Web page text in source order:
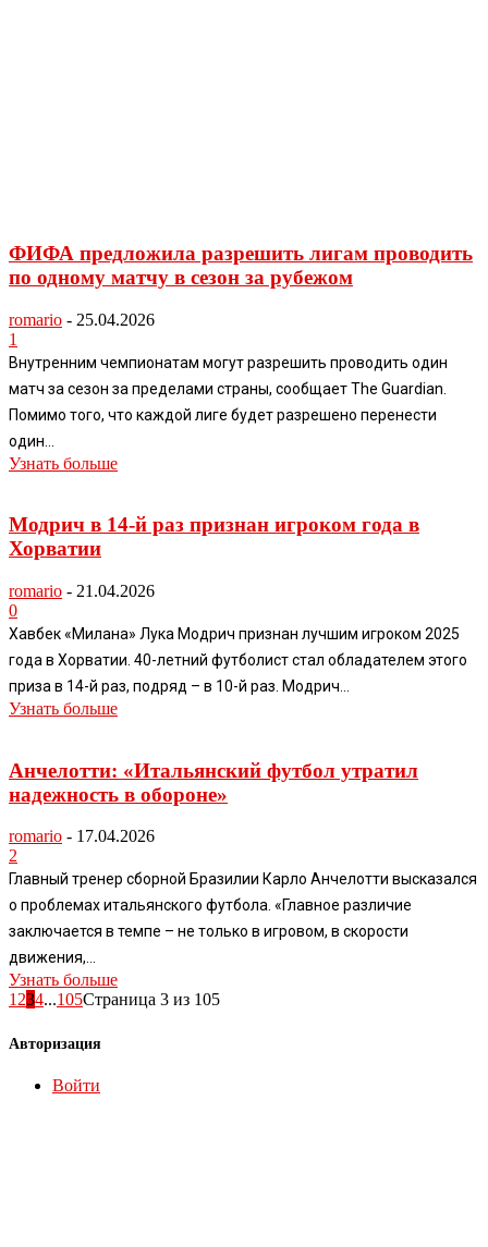
ФИФА предложила разрешить лигам проводить
по одному матчу в сезон за рубежом
romario - 25.04.2026
1
Внутренним чемпионатам могут разрешить проводить один
матч за сезон за пределами страны, сообщает The Guardian.
Помимо того, что каждой лиге будет разрешено перенести
один...
Узнать больше
Модрич в 14-й раз признан игроком года в
Хорватии
romario - 21.04.2026
0
Хавбек «Милана» Лука Модрич признан лучшим игроком 2025
года в Хорватии. 40-летний футболист стал обладателем этого
приза в 14-й раз, подряд – в 10-й раз. Модрич...
Узнать больше
Анчелотти: «Итальянский футбол утратил
надежность в обороне»
romario - 17.04.2026
2
Главный тренер сборной Бразилии Карло Анчелотти высказался
о проблемах итальянского футбола. «Главное различие
заключается в темпе – не только в игровом, в скорости
движения,...
Узнать больше
1234...105Страница 3 из 105
Авторизация
Войти